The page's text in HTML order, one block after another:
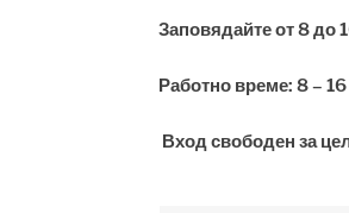
Заповядайте от 8 до
Работно време: 8 –
Вход свободен за